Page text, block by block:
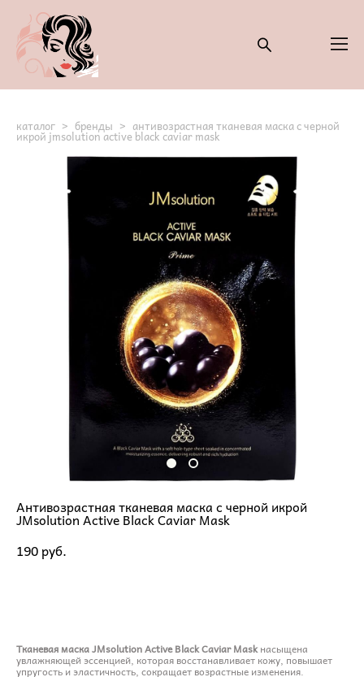
каталог > бренды > антивозрастная тканевая маска с черной
икрой jmsolution active black caviar mask
Антивозрастная тканевая маска с черной икрой
JMsolution Active Black Caviar Mask
190 pуб.
Тканевая маска JMsolution Active Black Caviar Maskнасыщена
увлажняющей эссенцией, которая восстанавливает кожу, повышает
упругость и эластичность, сокращает возрастные изменения.